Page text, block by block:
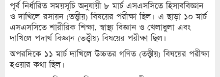
পূর্ব নির্ধারিত সময়সূচি অনুযায়ী ৮ মার্চ এসএসসিতে হিসাববিজ্ঞান
ও দাখিলে রসায়ন (তত্ত্বীয়) বিষয়ের পরীক্ষা ছিল। এ ছাড়া ১০ মার্চ
এসএসসিতে শারীরিক শিক্ষা, স্বাস্থ্য বিজ্ঞান ও খেলাধুলা এবং
দাখিলে পদার্থ বিজ্ঞান (তত্ত্বীয়) বিষয়ের পরীক্ষা ছিল।
অপরদিকে ১১ মার্চ দাখিলে উচ্চতর গণিত (তত্ত্বীয়) বিষয়ের পরীক্ষা
হওয়ার কথা ছিল।